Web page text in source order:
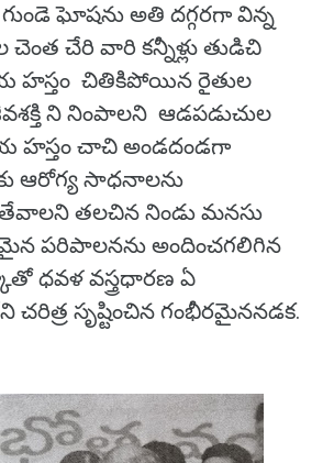
ఘోషను అతి దగ్గరగా విన్న
చేరి వారి కన్నీళ్లు తుడిచి
హస్తం చితికిపోయిన రైతుల
జీవశక్తి ని నింపాలని ఆడపడుచుల
హస్తం చాచి అండదండగా
ఆరోగ్య సాధనాలను
తలచిన నిండు మనసు
పరిపాలనను అందించగలిగిన
ధవళ వస్త్రధారణ ఏ
చరిత్ర సృష్టించిన గంభీరమైననడక.